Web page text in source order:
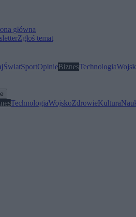
główna
Zgłoś temat
ŚwiatSportOpinieBiznesTechnologia
TechnologiaWojskoZdrowieKultura